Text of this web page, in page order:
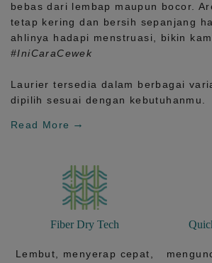
bebas dari lembap maupun bocor.
tetap kering dan bersih sepanjang
ahlinya hadapi menstruasi, bikin
#IniCaraCewek
Laurier tersedia dalam berbagai
dipilih sesuai dengan kebutuhanmu.
Read More
Fiber Dry Tech
Lembut, menyerap cepat,